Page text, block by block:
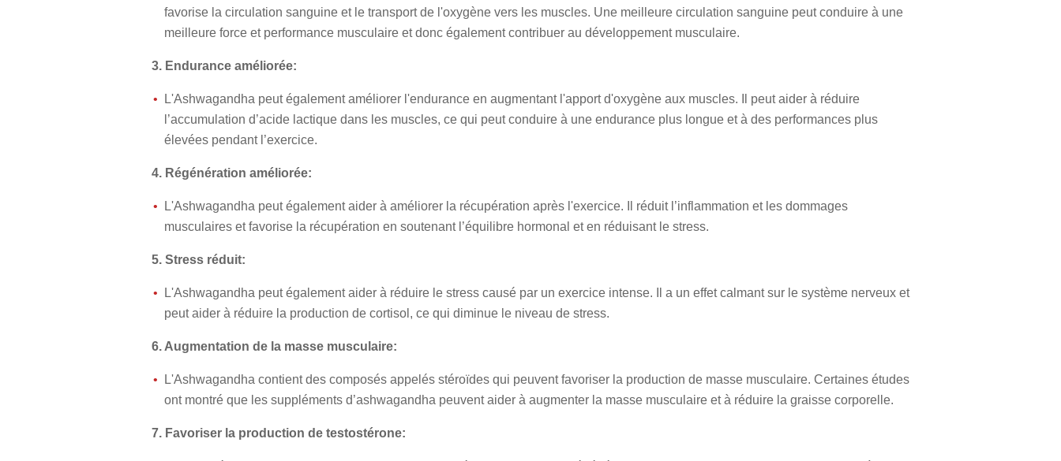
favorise la circulation sanguine et le transport de l'oxygène vers les muscles. Une meilleure circulation sanguine peut conduire à une
meilleure force et performance musculaire et donc également contribuer au développement musculaire.
3. Endurance améliorée:
L'Ashwagandha peut également améliorer l'endurance en augmentant l'apport d'oxygène aux muscles. Il peut aider à réduire
l’accumulation d’acide lactique dans les muscles, ce qui peut conduire à une endurance plus longue et à des performances plus
élevées pendant l’exercice.
4. Régénération améliorée:
L'Ashwagandha peut également aider à améliorer la récupération après l'exercice. Il réduit l’inflammation et les dommages
musculaires et favorise la récupération en soutenant l’équilibre hormonal et en réduisant le stress.
5. Stress réduit:
L'Ashwagandha peut également aider à réduire le stress causé par un exercice intense. Il a un effet calmant sur le système nerveux et
peut aider à réduire la production de cortisol, ce qui diminue le niveau de stress.
6. Augmentation de la masse musculaire:
L'Ashwagandha contient des composés appelés stéroïdes qui peuvent favoriser la production de masse musculaire. Certaines études
ont montré que les suppléments d’ashwagandha peuvent aider à augmenter la masse musculaire et à réduire la graisse corporelle.
7. Favoriser la production de testostérone: